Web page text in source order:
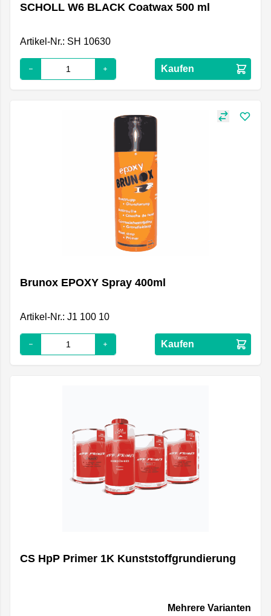
SCHOLL W6 BLACK Coatwax 500 ml
Artikel-Nr.: SH 10630
Kaufen
Brunox EPOXY Spray 400ml
Artikel-Nr.: J1 100 10
Kaufen
CS HpP Primer 1K Kunststoffgrundierung
Mehrere Varianten